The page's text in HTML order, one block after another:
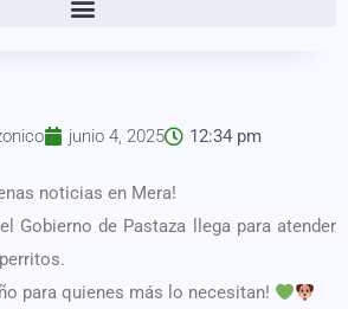
junio 4, 2025 12:34 pm
noticias en Mera!
Gobierno de Pastaza llega para atender
para quienes más lo necesitan!